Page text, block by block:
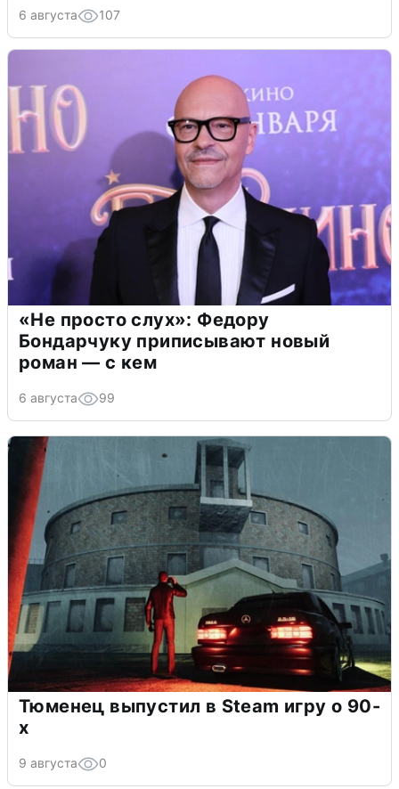
6 августа 107
«Не просто слух»: Федору
Бондарчуку приписывают новый
роман — с кем
6 августа 99
Тюменец выпустил в Steam игру о 90-
х
9 августа 0